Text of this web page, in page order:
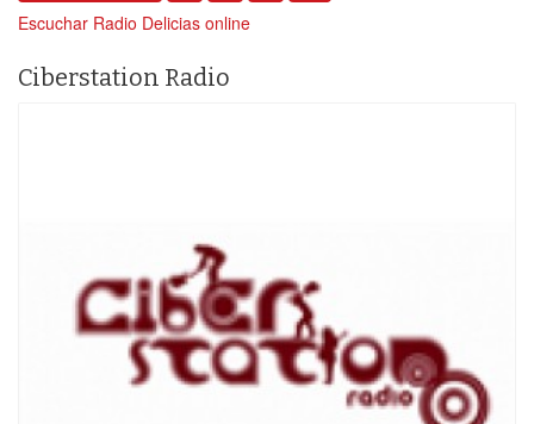
Escuchar Radio Delicias online
Ciberstation Radio